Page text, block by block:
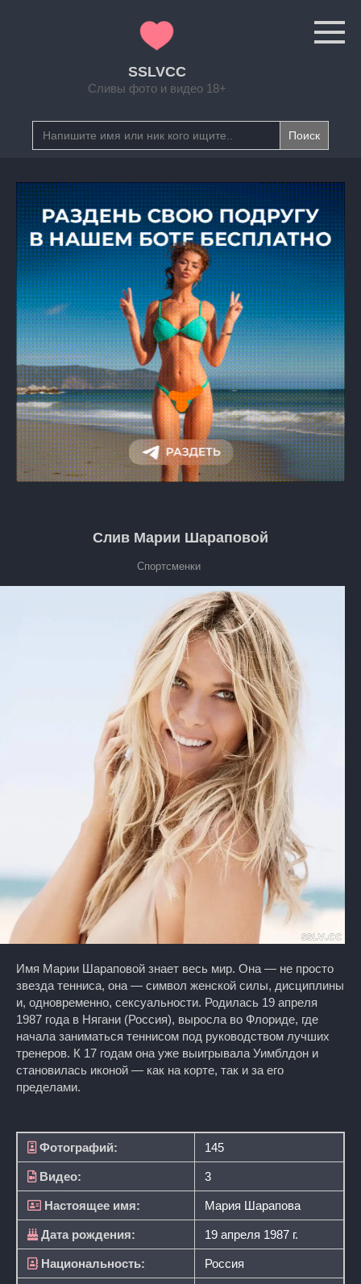
SSLVCC
Сливы фото и видео 18+
Search
for:
Слив Марии Шараповой
Спортсменки
Имя Марии Шараповой знает весь мир. Она — не просто
звезда тенниса, она — символ женской силы, дисциплины
и, одновременно, сексуальности. Родилась 19 апреля
1987 года в Нягани (Россия), выросла во Флориде, где
начала заниматься теннисом под руководством лучших
тренеров. К 17 годам она уже выигрывала Уимблдон и
становилась иконой — как на корте, так и за его
пределами.
Фотографий: 145
Видео: 3
Настоящее имя: Мария Шарапова
Дата рождения: 19 апреля 1987 г.
Национальность: Россия